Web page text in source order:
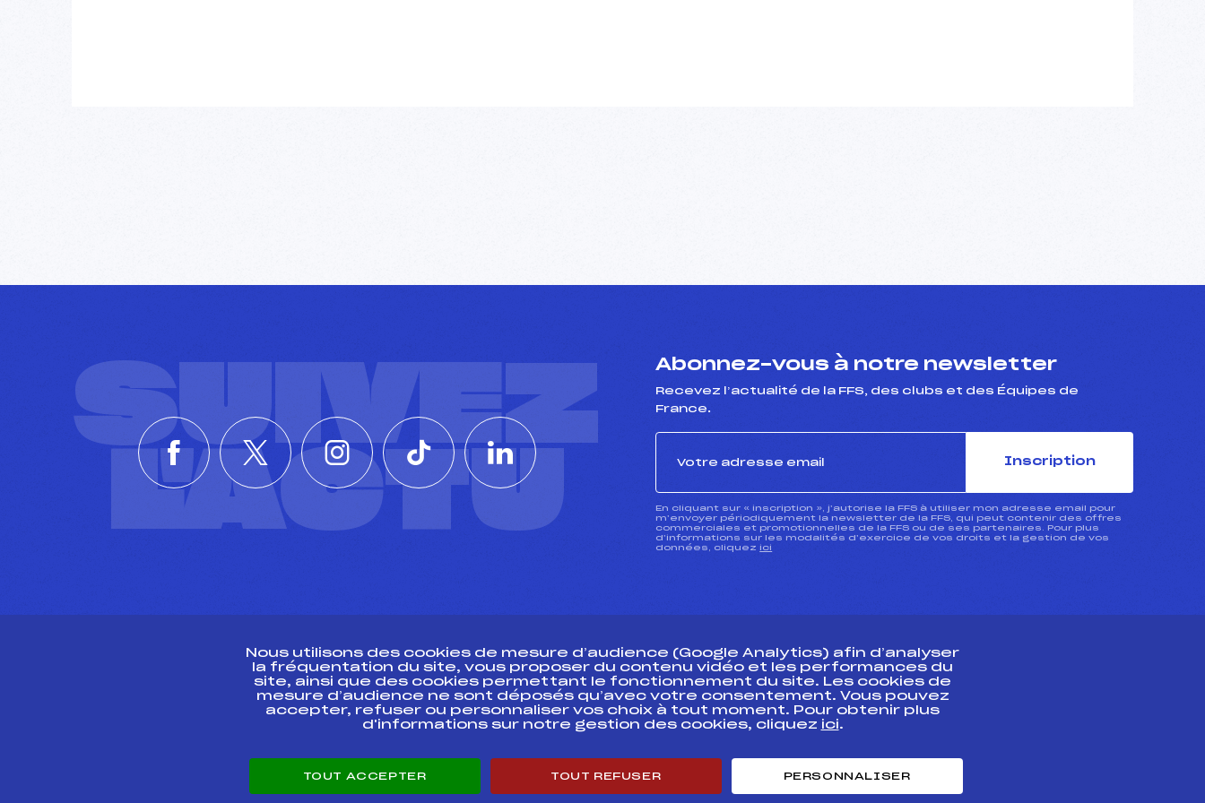
SUIVEZ
L'ACTU
Abonnez-vous à notre newsletter
Recevez l’actualité de la FFS, des clubs et des Équipes de
France.
Inscription
En cliquant sur « inscription », j’autorise la FFS à utiliser mon adresse email pour
m’envoyer périodiquement la newsletter de la FFS, qui peut contenir des offres
commerciales et promotionnelles de la FFS ou de ses partenaires. Pour plus
d’informations sur les modalités d’exercice de vos droits et la gestion de vos
données, cliquez ici
ESPACE PRESSE
Ressources
Pass’Neige
Projet sportif fédéral
Pôle vie de l’athlète
Enseignement professionnel
Nous utilisons des cookies de mesure d’audience (Google Analytics) afin d’analyser
la fréquentation du site, vous proposer du contenu vidéo et les performances du
site, ainsi que des cookies permettant le fonctionnement du site. Les cookies de
mesure d’audience ne sont déposés qu’avec votre consentement. Vous pouvez
accepter, refuser ou personnaliser vos choix à tout moment. Pour obtenir plus
d'informations sur notre gestion des cookies, cliquez ici.
TOUT ACCEPTER TOUT REFUSER PERSONNALISER